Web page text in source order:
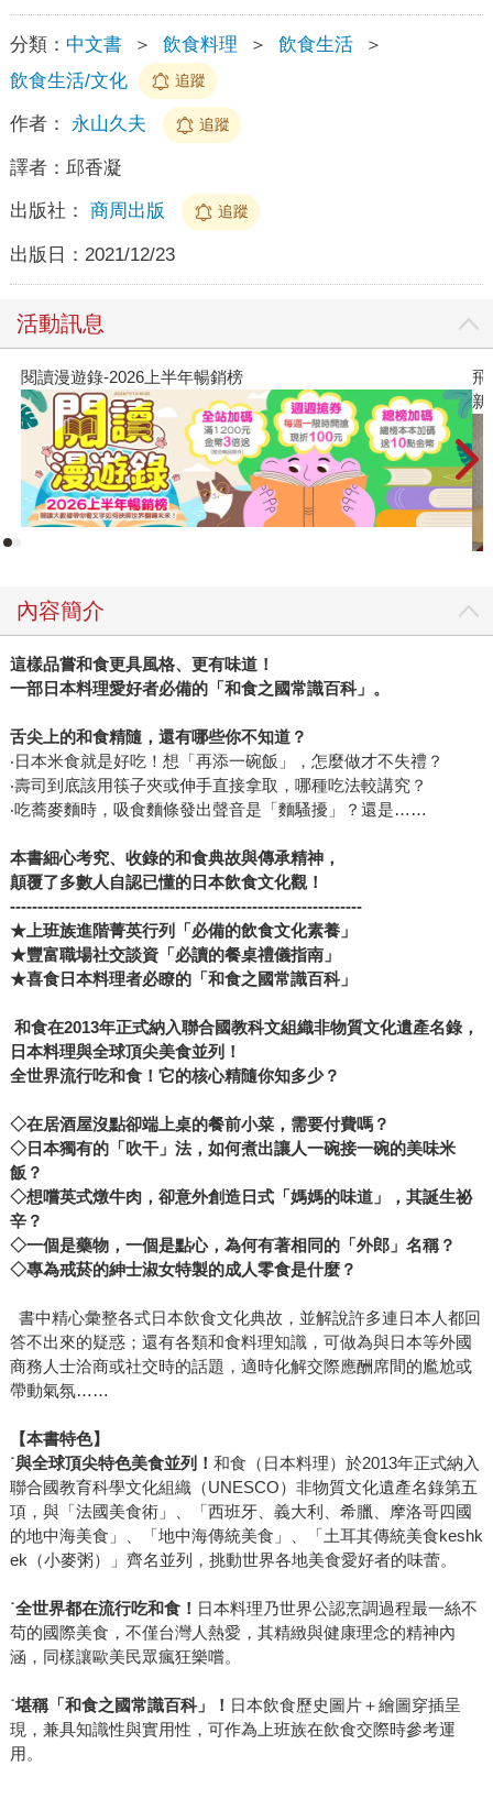
分類： 中文書 ＞ 飲食料理 ＞ 飲食生活
＞
飲食生活/文化
追蹤
作者： 永山久夫 追蹤
譯者： 邱香凝
出版社： 商周出版 追蹤
出版日： 2021/12/23
活動訊息
閱讀漫遊錄-2026上半年暢銷榜
飛
新
內容簡介
這樣品嘗和食更具風格、更有味道！
一部日本料理愛好者必備的「和食之國常識百科」。
舌尖上的和食精隨，還有哪些你不知道？
‧日本米食就是好吃！想「再添一碗飯」，怎麼做才不失禮？
‧壽司到底該用筷子夾或伸手直接拿取，哪種吃法較講究？
‧吃蕎麥麵時，吸食麵條發出聲音是「麵騷擾」？還是……
本書細心考究、收錄的和食典故與傳承精神，
顛覆了多數人自認已懂的日本飲食文化觀！
----------------------------------------------------------------
★上班族進階菁英行列「必備的飲食文化素養」
★豐富職場社交談資「必讀的餐桌禮儀指南」
★喜食日本料理者必瞭的「和食之國常識百科」
和食在2013年正式納入聯合國教科文組織非物質文化遺產名錄，
日本料理與全球頂尖美食並列！
全世界流行吃和食！它的核心精隨你知多少？
◇在居酒屋沒點卻端上桌的餐前小菜，需要付費嗎？
◇日本獨有的「吹干」法，如何煮出讓人一碗接一碗的美味米
飯？
◇想嚐英式燉牛肉，卻意外創造日式「媽媽的味道」，其誕生祕
辛？
◇一個是藥物，一個是點心，為何有著相同的「外郎」名稱？
◇專為戒菸的紳士淑女特製的成人零食是什麼？
書中精心彙整各式日本飲食文化典故，並解說許多連日本人都回
答不出來的疑惑；還有各類和食料理知識，可做為與日本等外國
商務人士洽商或社交時的話題，適時化解交際應酬席間的尷尬或
帶動氣氛……
【本書特色】
˙與全球頂尖特色美食並列！ 和食（日本料理）於2013年正式納入
聯合國教育科學文化組織（UNESCO）非物質文化遺產名錄第五
項，與「法國美食術」、「西班牙、義大利、希臘、摩洛哥四國
的地中海美食」、「地中海傳統美食」、「土耳其傳統美食keshk
ek（小麥粥）」齊名並列，挑動世界各地美食愛好者的味蕾。
˙全世界都在流行吃和食！ 日本料理乃世界公認烹調過程最一絲不
苟的國際美食，不僅台灣人熱愛，其精緻與健康理念的精神內
涵，同樣讓歐美民眾瘋狂樂嚐。
˙堪稱「和食之國常識百科」！ 日本飲食歷史圖片＋繪圖穿插呈
現，兼具知識性與實用性，可作為上班族在飲食交際時參考運
用。